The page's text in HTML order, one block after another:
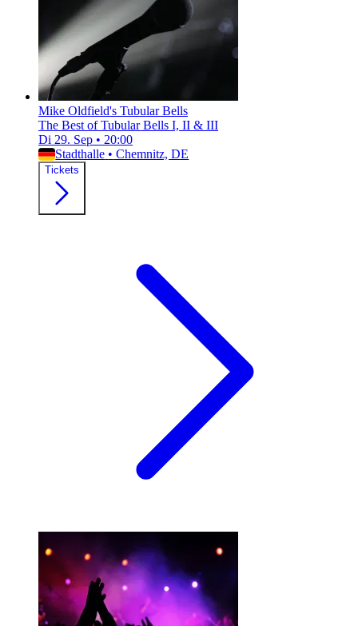
Mike Oldfield's Tubular Bells
The Best of Tubular Bells I, II & III
Di 29. Sep • 20:00
Stadthalle • Chemnitz, DE
Tickets